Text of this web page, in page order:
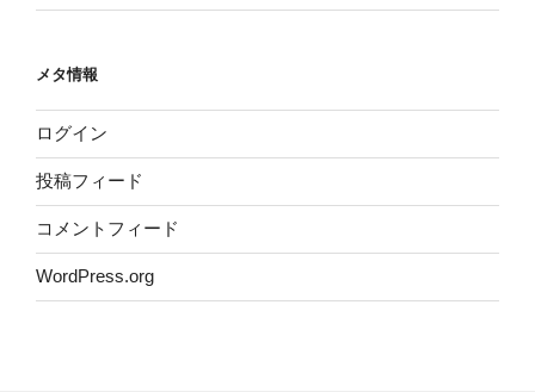
メタ情報
ログイン
投稿フィード
コメントフィード
WordPress.org